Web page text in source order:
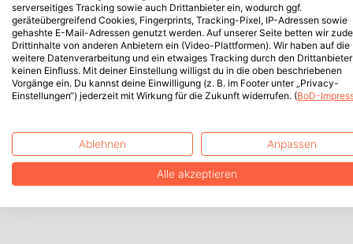
serverseitiges Tracking sowie auch Drittanbieter ein, wodurch ggf.
geräteübergreifend Cookies, Fingerprints, Tracking-Pixel, IP-Adressen sowie
gehashte E-Mail-Adressen genutzt werden. Auf unserer Seite betten wir
Drittinhalte von anderen Anbietern ein (Video-Plattformen). Wir haben auf die
weitere Datenverarbeitung und ein etwaiges Tracking durch den Drittanbieter
keinen Einfluss. Mit deiner Einstellung willigst du in die oben beschriebenen
Vorgänge ein. Du kannst deine Einwilligung (z. B. im Footer unter „Privacy-
Einstellungen“) jederzeit mit Wirkung für die Zukunft widerrufen. (BoD-
Ablehnen Anpassen
Alle akzeptieren